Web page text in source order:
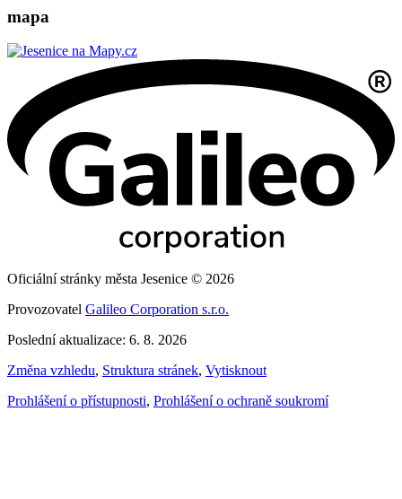
mapa
Oficiální stránky města Jesenice © 2026
Provozovatel Galileo Corporation s.r.o.
Poslední aktualizace: 6. 8. 2026
Změna vzhledu, Struktura stránek, Vytisknout
Prohlášení o přístupnosti, Prohlášení o ochraně soukromí